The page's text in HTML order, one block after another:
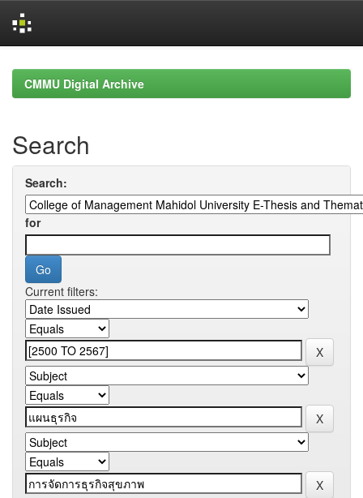
navigationCMMU Digital Archive
Search
Search:
for
Current filters: